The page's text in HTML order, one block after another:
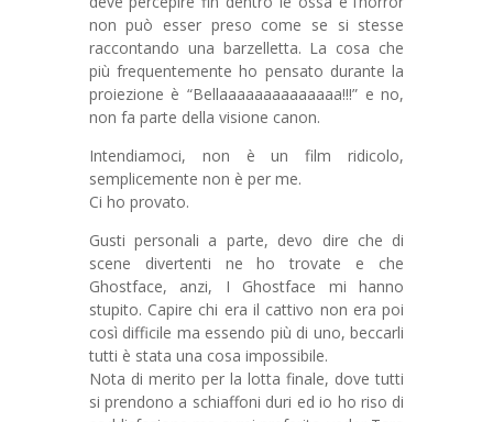
non può esser preso come se si stesse
raccontando una barzelletta. La cosa che
più frequentemente ho pensato durante la
proiezione è “Bellaaaaaaaaaaaaaa!!!” e no,
non fa parte della visione canon.
Intendiamoci, non è un film ridicolo,
semplicemente non è per me.
Ci ho provato.
Gusti personali a parte, devo dire che di
scene divertenti ne ho trovate e che
Ghostface, anzi, I Ghostface mi hanno
stupito. Capire chi era il cattivo non era poi
così difficile ma essendo più di uno, beccarli
tutti è stata una cosa impossibile.
Nota di merito per la lotta finale, dove tutti
si prendono a schiaffoni duri ed io ho riso di